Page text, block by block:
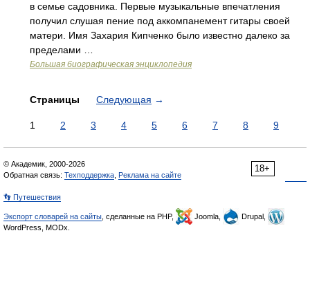
в семье садовника. Первые музыкальные впечатления
получил слушая пение под аккомпанемент гитары своей
матери. Имя Захария Кипченко было известно далеко за
пределами …
Большая биографическая энциклопедия
Страницы Следующая →
1 2 3 4 5 6 7 8 9
18+
© Академик, 2000-2026
Обратная связь: Техподдержка Реклама на сайте
👣 Путешествия
Экспорт словарей на сайты , сделанные на PHP, Joomla,
Drupal,
WordPress, MODx.